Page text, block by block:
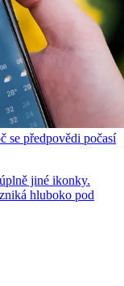
se předpovědi počasí
jiné ikonky.
hluboko pod